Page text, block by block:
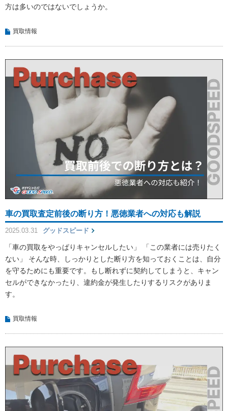
方は多いのではないでしょうか。
買取情報
車の買取査定前後の断り方！悪徳業者への対応も解説
2025.03.31 グッドスピード
「車の買取をやっぱりキャンセルしたい」 「この業者には売りたく
ない」 そんな時、しっかりとした断り方を知っておくことは、自分
を守るためにも重要です。もし断れずに契約してしまうと、キャン
セルができなかったり、違約金が発生したりするリスクがありま
す。
買取情報